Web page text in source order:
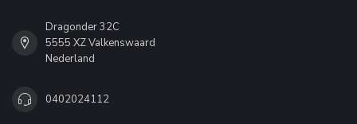
Dragonder 32C
5555 XZ Valkenswaard
Nederland
0402024112